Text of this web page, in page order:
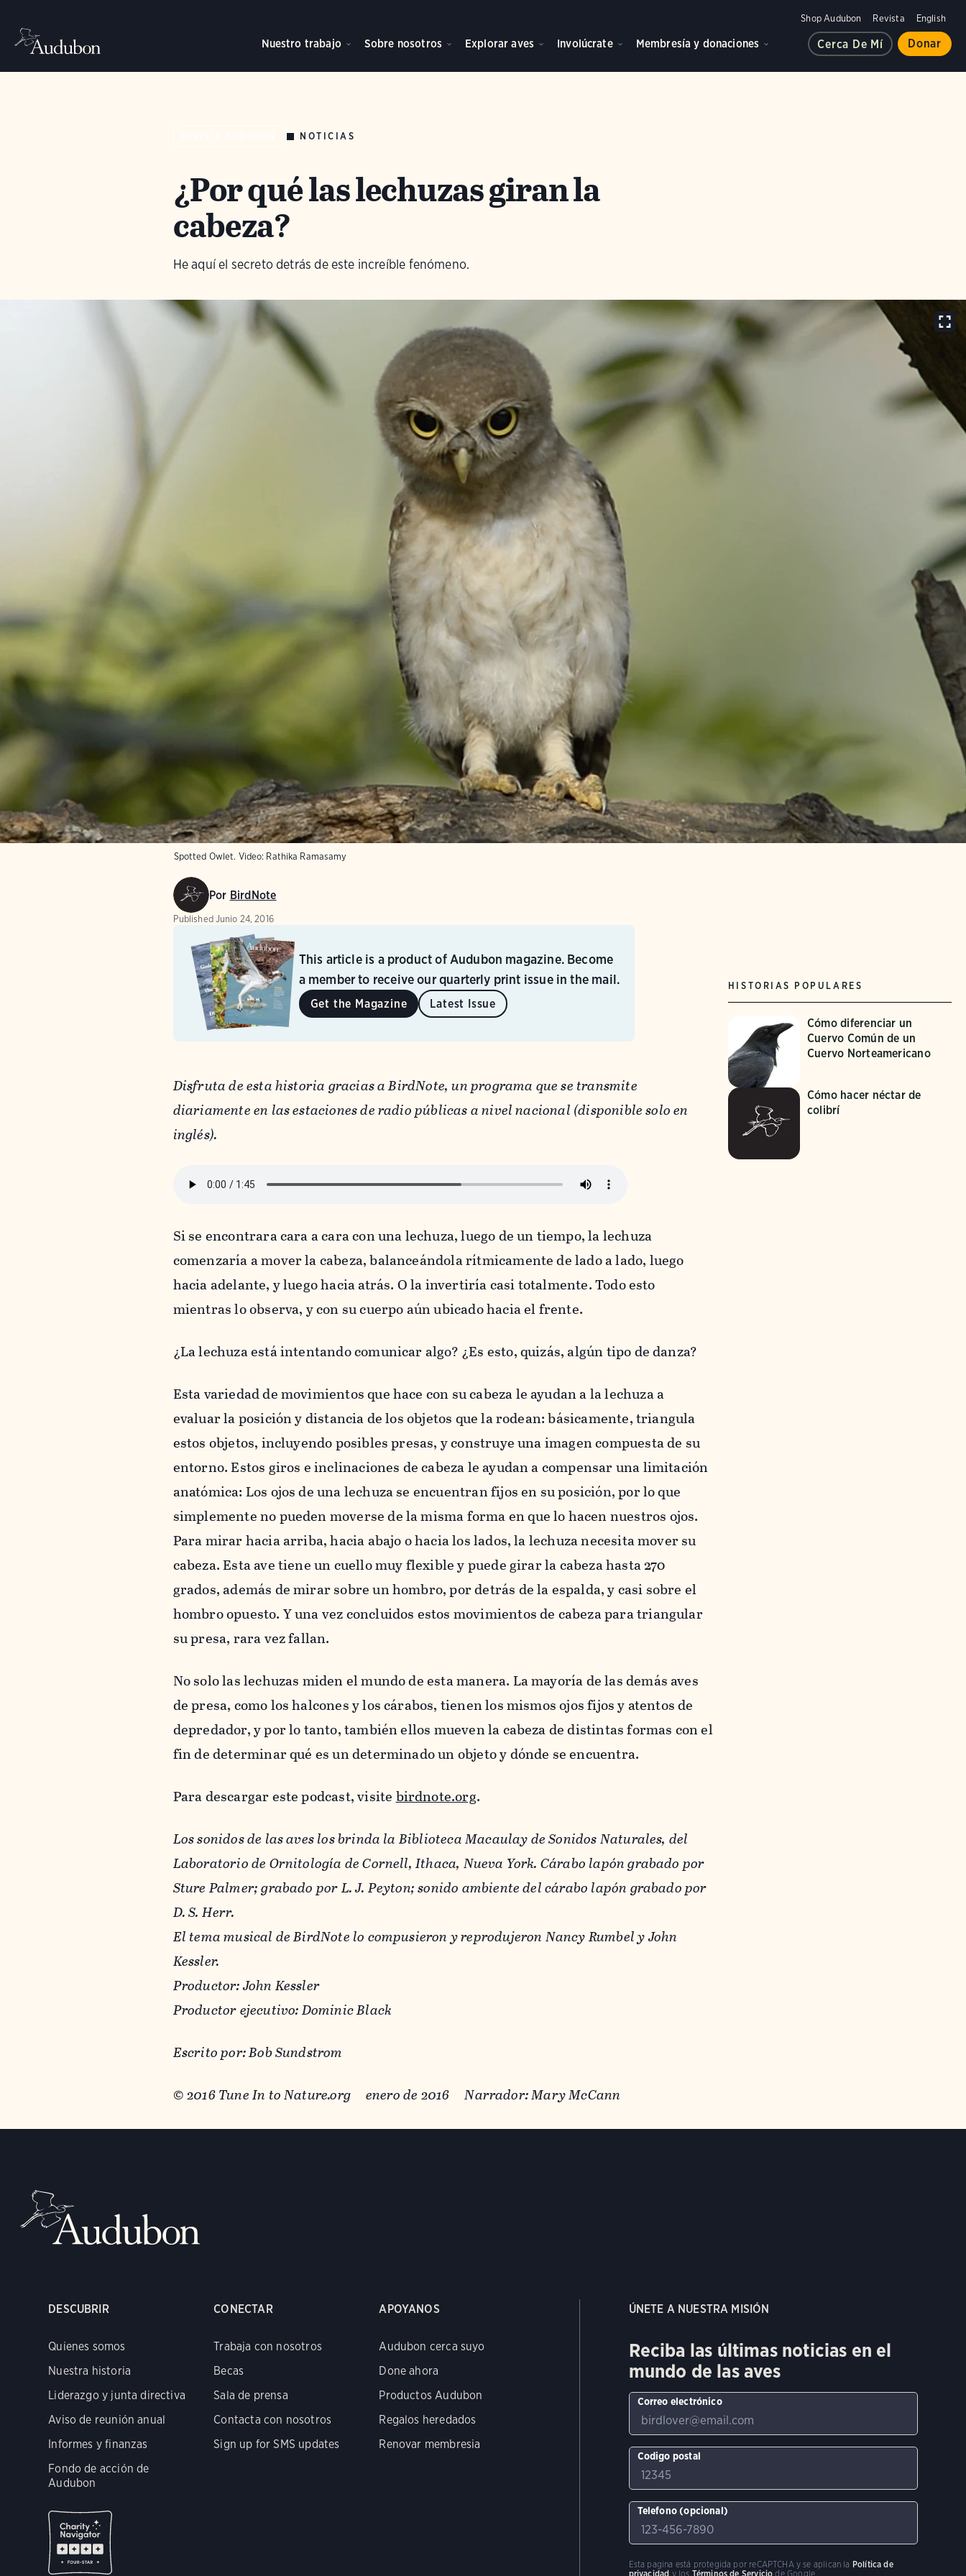
Shop Audubon Revista English
Nuestro trabajo Sobre nosotros Explorar aves Involúcrate Membresía y donaciones Cerca De Mí Donar
NOTICIAS
¿Por qué las lechuzas giran la
cabeza?
He aquí el secreto detrás de este increíble fenómeno.
Spotted Owlet. Video: Rathika Ramasamy
Por BirdNote
Published Junio 24, 2016
This article is a product of Audubon magazine. Become
a member to receive our quarterly print issue in the mail.
Get the Magazine Latest Issue
Disfruta de esta historia gracias a BirdNote, un programa que se transmite
diariamente en las estaciones de radio públicas a nivel nacional (disponible solo en
inglés).
Si se encontrara cara a cara con una lechuza, luego de un tiempo, la lechuza
comenzaría a mover la cabeza, balanceándola rítmicamente de lado a lado, luego
hacia adelante, y luego hacia atrás. O la invertiría casi totalmente. Todo esto
mientras lo observa, y con su cuerpo aún ubicado hacia el frente.
¿La lechuza está intentando comunicar algo? ¿Es esto, quizás, algún tipo de danza?
Esta variedad de movimientos que hace con su cabeza le ayudan a la lechuza a
evaluar la posición y distancia de los objetos que la rodean: básicamente, triangula
estos objetos, incluyendo posibles presas, y construye una imagen compuesta de su
entorno. Estos giros e inclinaciones de cabeza le ayudan a compensar una limitación
anatómica: Los ojos de una lechuza se encuentran fijos en su posición, por lo que
simplemente no pueden moverse de la misma forma en que lo hacen nuestros ojos.
Para mirar hacia arriba, hacia abajo o hacia los lados, la lechuza necesita mover su
cabeza. Esta ave tiene un cuello muy flexible y puede girar la cabeza hasta 270
grados, además de mirar sobre un hombro, por detrás de la espalda, y casi sobre el
hombro opuesto. Y una vez concluidos estos movimientos de cabeza para triangular
su presa, rara vez fallan.
No solo las lechuzas miden el mundo de esta manera. La mayoría de las demás aves
de presa, como los halcones y los cárabos, tienen los mismos ojos fijos y atentos de
depredador, y por lo tanto, también ellos mueven la cabeza de distintas formas con el
fin de determinar qué es un determinado un objeto y dónde se encuentra.
Para descargar este podcast, visitebirdnote.org.
Los sonidos de las aves los brinda la Biblioteca Macaulay de Sonidos Naturales, del
Laboratorio de Ornitología de Cornell, Ithaca, Nueva York. Cárabo lapón grabado por
Sture Palmer; grabado por L. J. Peyton; sonido ambiente del cárabo lapón grabado por
D. S. Herr.
El tema musical de BirdNote lo compusieron y reprodujeron Nancy Rumbel y John
Kessler.
Productor: John Kessler
Productor ejecutivo: Dominic Black
Escrito por: Bob Sundstrom
© 2016 Tune In to Nature.org enero de 2016 Narrador: Mary McCann
HISTORIAS POPULARES
Cómo diferenciar un
Cuervo Común de un
Cuervo Norteamericano
Cómo hacer néctar de
colibrí
DESCUBRIR
Quienes somos
Nuestra historia
Liderazgo y junta directiva
Aviso de reunión anual
Informes y finanzas
Fondo de acción de
Audubon
CONECTAR
Trabaja con nosotros
Becas
Sala de prensa
Contacta con nosotros
Sign up for SMS updates
APOYANOS
Audubon cerca suyo
Done ahora
Productos Audubon
Regalos heredados
Renovar membresia
ÚNETE A NUESTRA MISIÓN
Reciba las últimas noticias en el
mundo de las aves
Correo electrónico
Codigo postal
Telefono (opcional)
Esta pagina está protegida por reCAPTCHA y se aplican la Política de
privacidad y los Términos de Servicio de Google